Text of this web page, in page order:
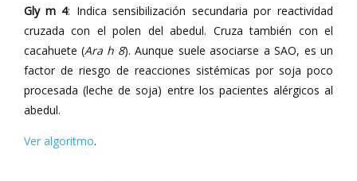
Gly m 4: Indica sensibilización secundaria por reactividad
cruzada con el polen del abedul. Cruza también con el
cacahuete (Ara h 8). Aunque suele asociarse a SAO, es un
factor de riesgo de reacciones sistémicas por soja poco
procesada (leche de soja) entre los pacientes alérgicos al
abedul.
Ver algoritmo.